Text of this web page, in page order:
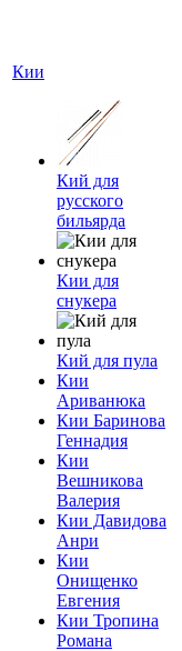
Кии
Кий для
русского
бильярда
Кии для
снукера
Кий для пула
Кии
Ариванюка
Кии Баринова
Геннадия
Кии
Вешникова
Валерия
Кии Давидова
Анри
Кии
Онищенко
Евгения
Кии Тропина
Романа